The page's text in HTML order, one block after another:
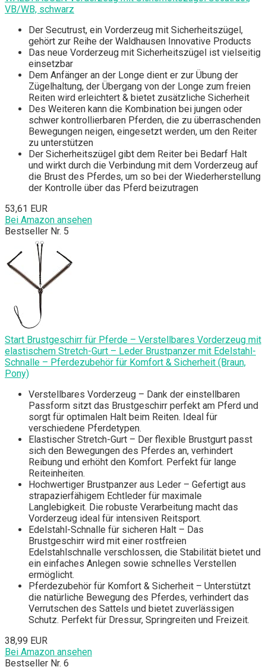
VB/WB, schwarz
Der Secutrust, ein Vorderzeug mit Sicherheitszügel,
gehört zur Reihe der Waldhausen Innovative Products
Das neue Vorderzeug mit Sicherheitszügel ist vielseitig
einsetzbar
Dem Anfänger an der Longe dient er zur Übung der
Zügelhaltung, der Übergang von der Longe zum freien
Reiten wird erleichtert & bietet zusätzliche Sicherheit
Des Weiteren kann die Kombination bei jungen oder
schwer kontrollierbaren Pferden, die zu überraschenden
Bewegungen neigen, eingesetzt werden, um den Reiter
zu unterstützen
Der Sicherheitszügel gibt dem Reiter bei Bedarf Halt
und wirkt durch die Verbindung mit dem Vorderzeug auf
die Brust des Pferdes, um so bei der Wiederherstellung
der Kontrolle über das Pferd beizutragen
53,61 EUR
Bei Amazon ansehen
Bestseller Nr. 5
Start Brustgeschirr für Pferde – Verstellbares Vorderzeug mit
elastischem Stretch-Gurt – Leder Brustpanzer mit Edelstahl-
Schnalle – Pferdezubehör für Komfort & Sicherheit (Braun,
Pony)
Verstellbares Vorderzeug – Dank der einstellbaren
Passform sitzt das Brustgeschirr perfekt am Pferd und
sorgt für optimalen Halt beim Reiten. Ideal für
verschiedene Pferdetypen.
Elastischer Stretch-Gurt – Der flexible Brustgurt passt
sich den Bewegungen des Pferdes an, verhindert
Reibung und erhöht den Komfort. Perfekt für lange
Reiteinheiten.
Hochwertiger Brustpanzer aus Leder – Gefertigt aus
strapazierfähigem Echtleder für maximale
Langlebigkeit. Die robuste Verarbeitung macht das
Vorderzeug ideal für intensiven Reitsport.
Edelstahl-Schnalle für sicheren Halt – Das
Brustgeschirr wird mit einer rostfreien
Edelstahlschnalle verschlossen, die Stabilität bietet und
ein einfaches Anlegen sowie schnelles Verstellen
ermöglicht.
Pferdezubehör für Komfort & Sicherheit – Unterstützt
die natürliche Bewegung des Pferdes, verhindert das
Verrutschen des Sattels und bietet zuverlässigen
Schutz. Perfekt für Dressur, Springreiten und Freizeit.
38,99 EUR
Bei Amazon ansehen
Bestseller Nr. 6